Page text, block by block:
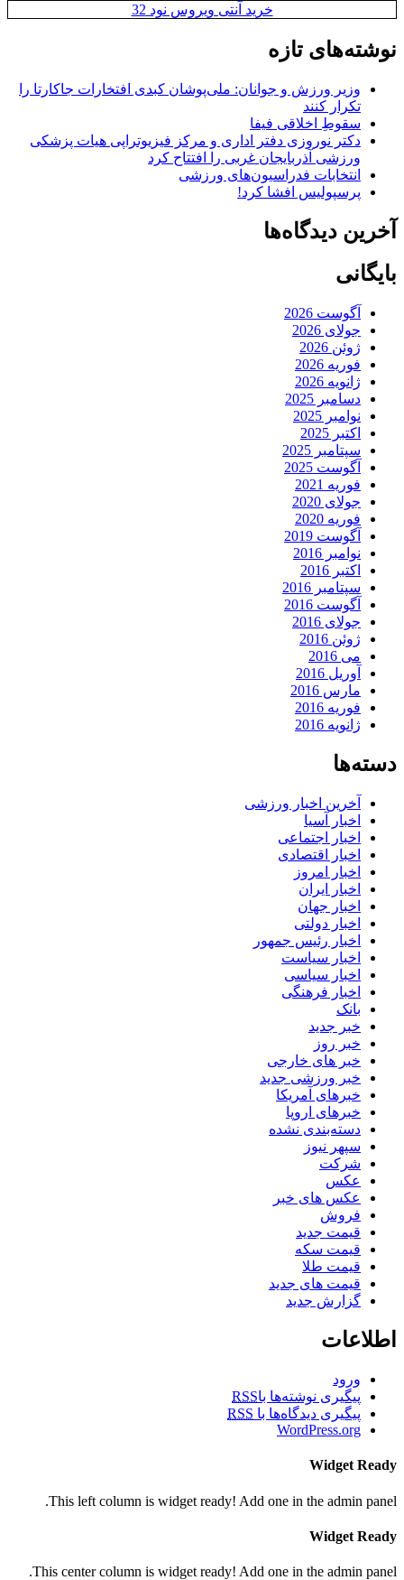
خرید آنتی ویروس نود 32
نوشته‌های تازه
وزیر ورزش و جوانان: ملی‌پوشان کبدی افتخارات جاکارتا را
تکرار کنند
سقوطِ اخلاقی فیفا
دکتر نوروزی دفتر اداری و مرکز فیزیوتراپی هیات پزشکی
ورزشی آذربایجان غربی را افتتاح کرد
انتخابات فدراسیون‌های ورزشی
پرسپولیس افشا کرد!
آخرین دیدگاه‌ها
بایگانی
آگوست 2026
جولای 2026
ژوئن 2026
فوریه 2026
ژانویه 2026
دسامبر 2025
نوامبر 2025
اکتبر 2025
سپتامبر 2025
آگوست 2025
فوریه 2021
جولای 2020
فوریه 2020
آگوست 2019
نوامبر 2016
اکتبر 2016
سپتامبر 2016
آگوست 2016
جولای 2016
ژوئن 2016
می 2016
آوریل 2016
مارس 2016
فوریه 2016
ژانویه 2016
دسته‌ها
آخرین اخبار ورزشی
اخبار آسیا
اخبار اجتماعی
اخبار اقتصادی
اخبار امروز
اخبار ایران
اخبار جهان
اخبار دولتی
اخبار رئیس جمهور
اخبار سیاست
اخبار سیاسی
اخبار فرهنگی
بانک
خبر جدید
خبر روز
خبر های خارجی
خبر ورزشی جدید
خبرهای آمریکا
خبرهای اروپا
دسته‌بندی نشده
سپهر نیوز
شرکت
عکس
عکس های خبر
فروش
قیمت جدید
قیمت سکه
قیمت طلا
قیمت های جدید
گزارش جدید
اطلاعات
ورود
پیگیری نوشته‌ها باRSS
پیگیری دیدگاه‌ها با RSS
WordPress.org
Widget Ready
This left column is widget ready! Add one in the admin panel.
Widget Ready
This center column is widget ready! Add one in the admin panel.